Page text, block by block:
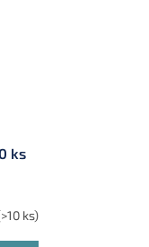
ks
ks)